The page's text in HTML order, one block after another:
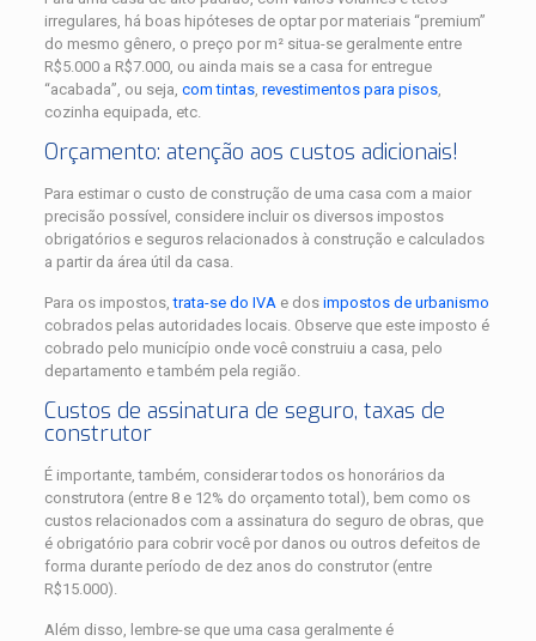
irregulares, há boas hipóteses de optar por materiais “premium”
do mesmo gênero, o preço por m² situa-se geralmente entre
R$5.000 a R$7.000, ou ainda mais se a casa for entregue
“acabada”, ou seja, com tintas, revestimentos para pisos,
cozinha equipada, etc.
Orçamento: atenção aos custos adicionais!
Para estimar o custo de construção de uma casa com a maior
precisão possível, considere incluir os diversos impostos
obrigatórios e seguros relacionados à construção e calculados
a partir da área útil da casa.
Para os impostos,trata-se do IVA e dos impostos de urbanismo
cobrados pelas autoridades locais. Observe que este imposto é
cobrado pelo município onde você construiu a casa, pelo
departamento e também pela região.
Custos de assinatura de seguro, taxas de
construtor
É importante, também, considerar todos os honorários da
construtora (entre 8 e 12% do orçamento total), bem como os
custos relacionados com a assinatura do seguro de obras, que
é obrigatório para cobrir você por danos ou outros defeitos de
forma durante período de dez anos do construtor (entre
R$15.000).
Além disso, lembre-se que uma casa geralmente é